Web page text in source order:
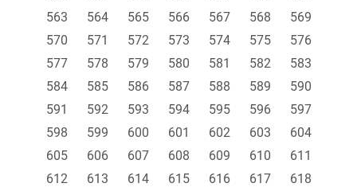
563
564 565 566 567 568
569
570
571 572 573 574 575
576
577
578 579 580 581 582
583
584
585 586 587 588 589
590
591
592 593 594 595 596
597
598
599 600 601 602 603
604
605
606 607 608 609 610
611
612
613 614 615 616 617
618